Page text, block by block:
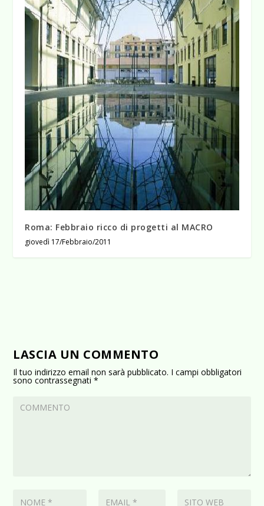
Roma: Febbraio ricco di progetti al MACRO
giovedì 17/Febbraio/2011
LASCIA UN COMMENTO
Il tuo indirizzo email non sarà pubblicato. I campi obbligatori
sono contrassegnati*